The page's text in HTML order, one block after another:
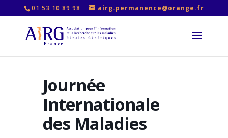
01 53 10 89 98 airg.permanence@orange.fr
Journée
Internationale
des Maladies